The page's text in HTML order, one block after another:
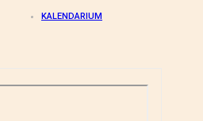
KALENDARIUM